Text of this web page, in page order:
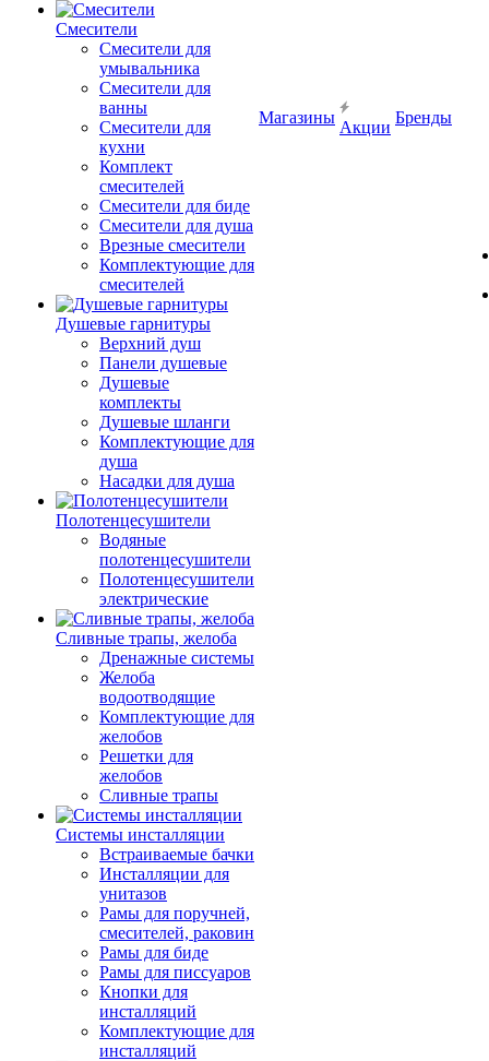
Смесители
Смесители для
умывальника
Смесители для
ванны
Смесители для
кухни
Комплект
смесителей
Смесители для биде
Смесители для душа
Врезные смесители
Комплектующие для
смесителей
Душевые гарнитуры
Верхний душ
Панели душевые
Душевые
комплекты
Душевые шланги
Комплектующие для
душа
Насадки для душа
Полотенцесушители
Водяные
полотенцесушители
Полотенцесушители
электрические
Сливные трапы, желоба
Дренажные системы
Желоба
водоотводящие
Комплектующие для
желобов
Решетки для
желобов
Сливные трапы
Системы инсталляции
Встраиваемые бачки
Инсталляции для
унитазов
Рамы для поручней,
смесителей, раковин
Рамы для биде
Рамы для писсуаров
Кнопки для
инсталляций
Комплектующие для
инсталляций
Магазины
Акции
Бренды